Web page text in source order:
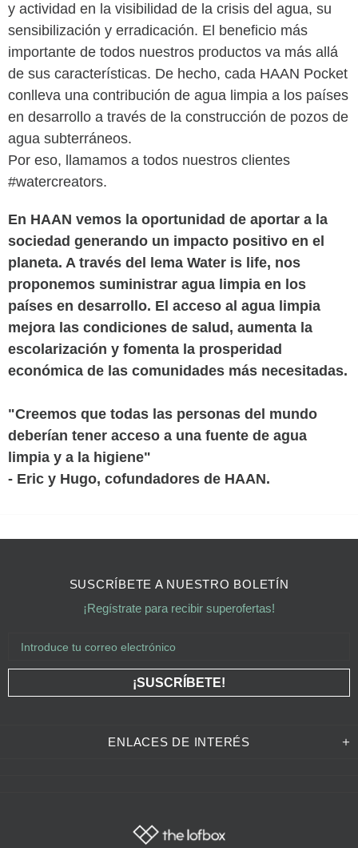
y actividad en la visibilidad de la crisis del agua, su
sensibilización y erradicación. El beneficio más
importante de todos nuestros productos va más allá
de sus características. De hecho, cada HAAN Pocket
conlleva una contribución de agua limpia a los países
en desarrollo a través de la construcción de pozos de
agua subterráneos.
Por eso, llamamos a todos nuestros clientes
#watercreators.
En HAAN vemos la oportunidad de aportar a la
sociedad generando un impacto positivo en el
planeta. A través del lema Water is life, nos
proponemos suministrar agua limpia en los
países en desarrollo. El acceso al agua limpia
mejora las condiciones de salud, aumenta la
escolarización y fomenta la prosperidad
económica de las comunidades más necesitadas.
"Creemos que todas las personas del mundo
deberían tener acceso a una fuente de agua
limpia y a la higiene"
- Eric y Hugo, cofundadores de HAAN.
ENLACES DE INTERÉS
SUSCRÍBETE A NUESTRO BOLETÍN
¡Regístrate para recibir superofertas!